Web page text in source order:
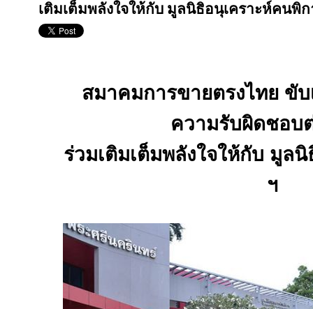
เติมเต็มพลังใจให้กับ มูลนิธิอนุเคราะห์คนพิก
สมาคมการขายตรงไทย ขั
ความรับผิดชอบ
ร่วมเติมเต็มพลังใจให้กับ มูล
ฯ